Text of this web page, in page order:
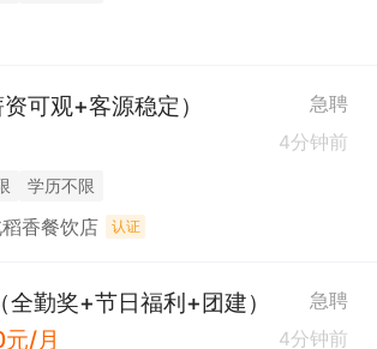
可观+客源稳定） 急聘
4分钟前
学历不限
香餐饮店 认证
全勤奖+节日福利+团建） 急聘
/月 4分钟前